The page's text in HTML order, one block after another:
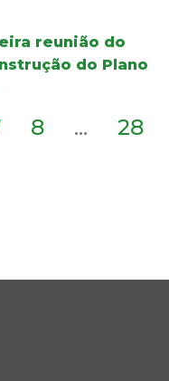
reunião do
do Plano
8 ... 28